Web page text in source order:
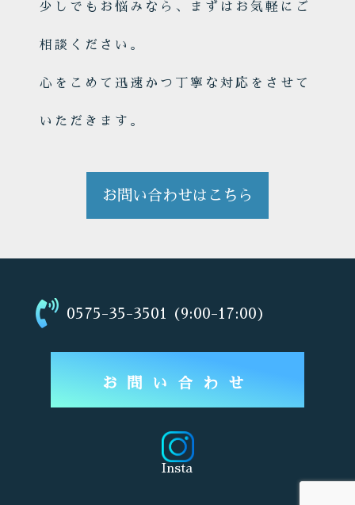
少しでもお悩みなら、まずはお気軽にご
相談ください。
心をこめて迅速かつ丁寧な対応をさせて
いただきます。
お問い合わせはこちら
0575-35-3501 (9:00-17:00)
お問い合わせ
Insta